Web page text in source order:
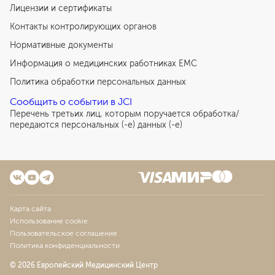
Лицензии и сертификаты
Контакты контролирующих органов
Нормативные документы
Информация о медицинских работниках EMC
Политика обработки персональных данных
Сообщить о событии в JCI
Перечень третьих лиц, которым поручается обработка/
передаются персональных (-е) данных (-е)
Карта сайта
Использование cookie
Пользовательское соглашение
Политика конфиденциальности
© 2026 Европейский Медицинский Центр